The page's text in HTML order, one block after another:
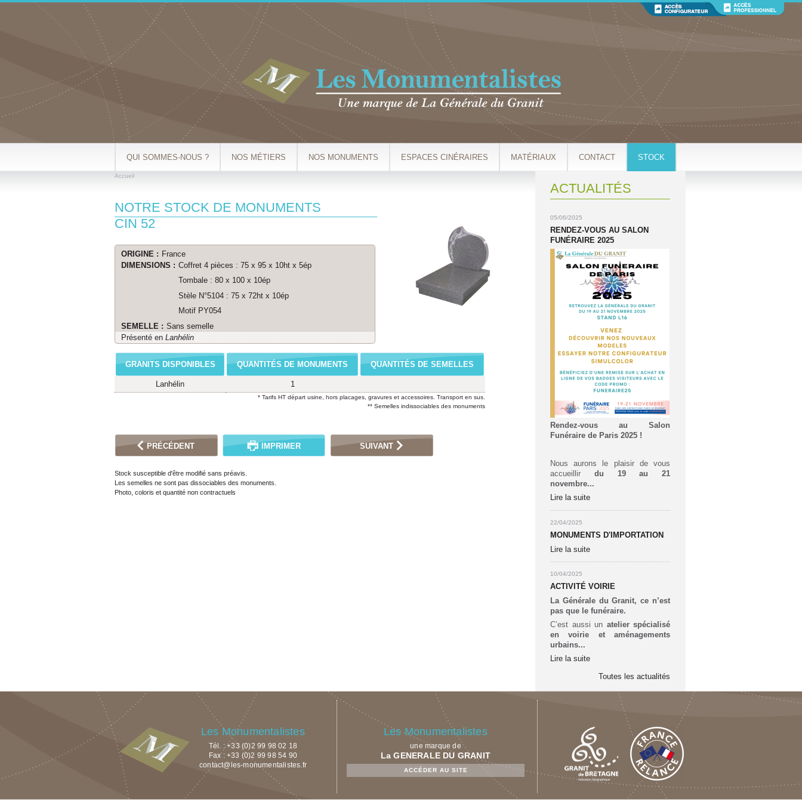
QUI SOMMES-NOUS ? NOS MÉTIERS NOS MONUMENTS ESPACES CINÉRAIRES MATÉRIAUX CONTACT STOCK
Accueil
NOTRE STOCK DE MONUMENTS
CIN 52
ORIGINE : France
DIMENSIONS : Coffret 4 pièces : 75 x 95 x 10ht x 5ép
Tombale : 80 x 100 x 10ép
Stèle N°5104 : 75 x 72ht x 10ép
Motif PY054
SEMELLE : Sans semelle
Présenté en Lanhélin
GRANITS DISPONIBLES QUANTITÉS DE MONUMENTS QUANTITÉS DE SEMELLES
Lanhélin 1
* Tarifs HT départ usine, hors placages, gravures et accessoires. Transport en sus.
** Semelles indissociables des monuments
PRÉCÉDENT IMPRIMER SUIVANT
Stock susceptible d'être modifié sans préavis.
Les semelles ne sont pas dissociables des monuments.
Photo, coloris et quantité non contractuels
ACTUALITÉS
05/06/2025
RENDEZ-VOUS AU SALON
FUNÉRAIRE 2025
Rendez-vous au Salon
Funéraire de Paris 2025 !
Nous aurons le plaisir de vous
accueillir du 19 au 21
novembre...
Lire la suite
22/04/2025
MONUMENTS D'IMPORTATION
Lire la suite
10/04/2025
ACTIVITÉ VOIRIE
La Générale du Granit, ce n’est
pas que le funéraire.
C’est aussi un atelier spécialisé
en voirie et aménagements
urbains...
Lire la suite
Toutes les actualités
Les Monumentalistes
Tél. : +33 (0)2 99 98 02 18
Fax : +33 (0)2 99 98 54 90
contact@les-monumentalistes.fr
Les Monumentalistes
une marque de
La GENERALE DU GRANIT
ACCÉDER AU SITE